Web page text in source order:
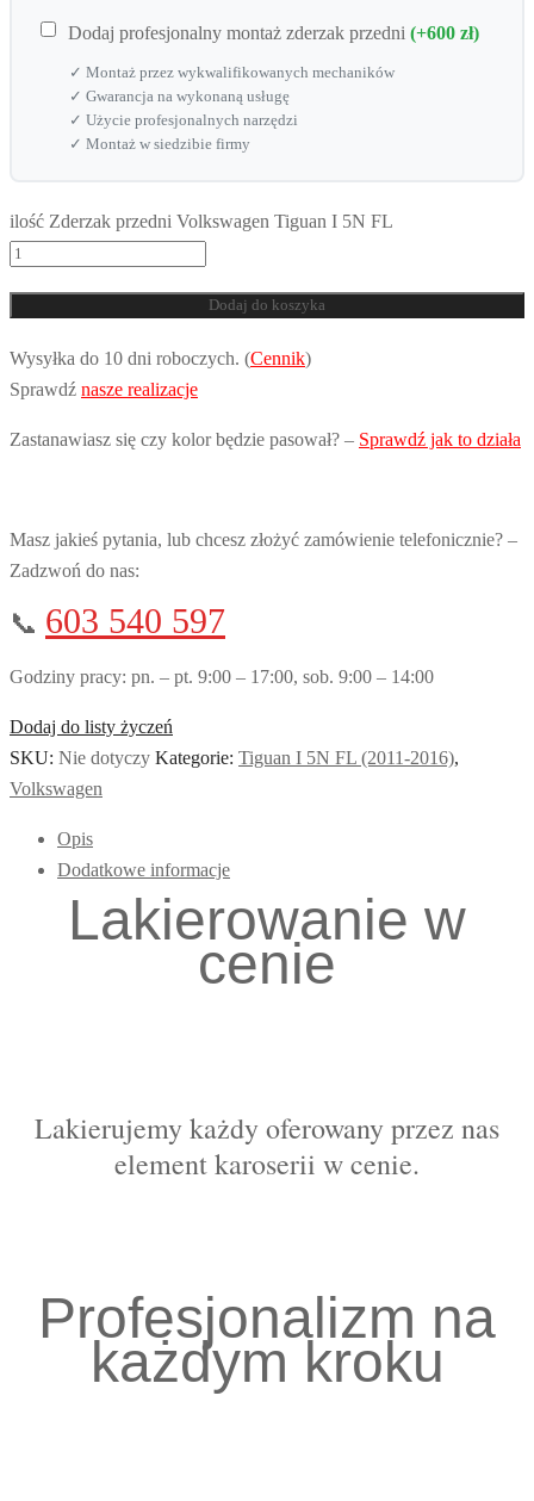
Dodaj profesjonalny montaż zderzak przedni (+600 zł)
✓ Montaż przez wykwalifikowanych mechaników
✓ Gwarancja na wykonaną usługę
✓ Użycie profesjonalnych narzędzi
✓ Montaż w siedzibie firmy
ilość Zderzak przedni Volkswagen Tiguan I 5N FL
Dodaj do koszyka
Wysyłka do 10 dni roboczych. (Cennik)
Sprawdź nasze realizacje
Zastanawiasz się czy kolor będzie pasował? – Sprawdź jak to działa
Masz jakieś pytania, lub chcesz złożyć zamówienie telefonicznie? –
Zadzwoń do nas:
📞 603 540 597
Godziny pracy: pn. – pt. 9:00 – 17:00, sob. 9:00 – 14:00
Dodaj do listy życzeń
SKU: Nie dotyczy Kategorie: Tiguan I 5N FL (2011-2016),
Volkswagen
Opis
Dodatkowe informacje
Lakierowanie w
cenie
Lakierujemy każdy oferowany przez nas
element karoserii w cenie.
Profesjonalizm na
każdym kroku